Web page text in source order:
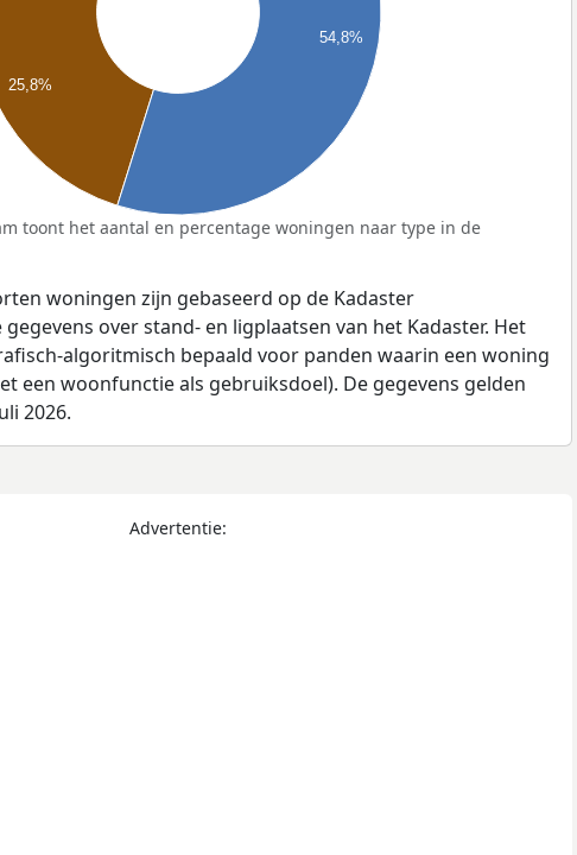
25,8%
54,8%
toont het aantal en percentage woningen naar type in de
woningen zijn gebaseerd op de Kadaster
over stand- en ligplaatsen van het Kadaster. Het
algoritmisch bepaald voor panden waarin een woning
een woonfunctie als gebruiksdoel). De gegevens gelden
2026.
Advertentie: